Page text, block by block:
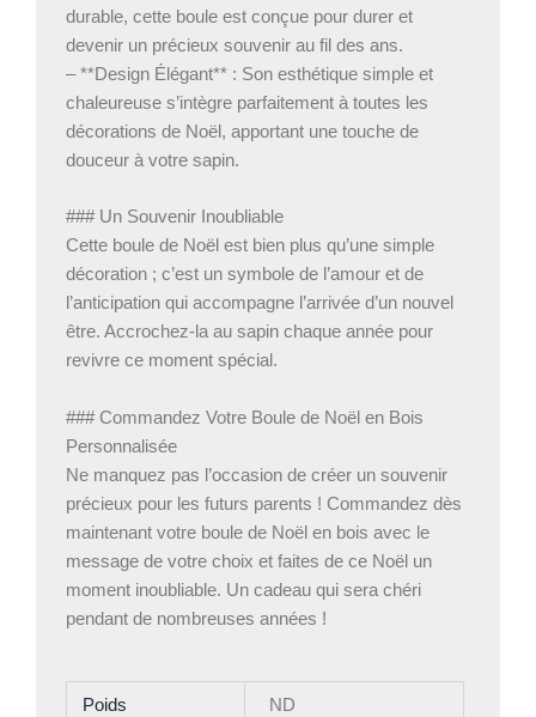
durable, cette boule est conçue pour durer et
devenir un précieux souvenir au fil des ans.
– **Design Élégant** : Son esthétique simple et
chaleureuse s’intègre parfaitement à toutes les
décorations de Noël, apportant une touche de
douceur à votre sapin.
### Un Souvenir Inoubliable
Cette boule de Noël est bien plus qu’une simple
décoration ; c’est un symbole de l’amour et de
l’anticipation qui accompagne l’arrivée d’un nouvel
être. Accrochez-la au sapin chaque année pour
revivre ce moment spécial.
### Commandez Votre Boule de Noël en Bois
Personnalisée
Ne manquez pas l’occasion de créer un souvenir
précieux pour les futurs parents ! Commandez dès
maintenant votre boule de Noël en bois avec le
message de votre choix et faites de ce Noël un
moment inoubliable. Un cadeau qui sera chéri
pendant de nombreuses années !
Poids ND